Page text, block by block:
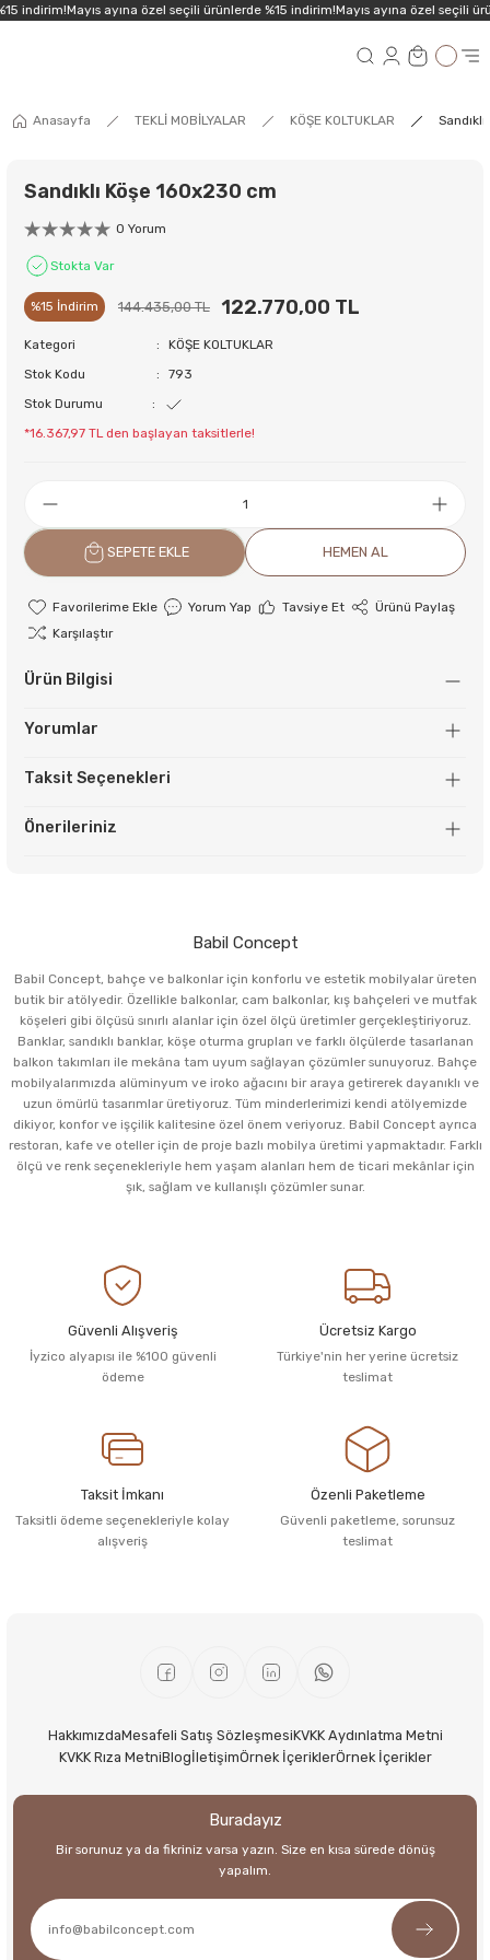
indirim!Mayıs ayına özel seçili ürünlerde %15 indirim!Mayıs ayına özel seçili
Anasayfa TEKLİ MOBİLYALAR KÖŞE KOLTUKLAR
Sandıklı Köşe 160x230 cm
0 Yorum
Stokta Var
%15 İndirim 144.435,00 TL 122.770,00 TL
Kategori
KÖŞE KOLTUKLAR
Stok Kodu
793
Stok Durumu
*16.367,97 TL den başlayan taksitlerle!
SEPETE EKLE HEMEN AL
Yorum Yap Tavsiye Et
Ürünü Paylaş
Karşılaştır
Ürün Bilgisi
Yorumlar
Taksit Seçenekleri
Önerileriniz
Babil Concept
Babil Concept, bahçe ve balkonlar için konforlu ve estetik mobilyalar üreten
butik bir atölyedir. Özellikle balkonlar, cam balkonlar, kış bahçeleri ve mutfak
köşeleri gibi ölçüsü sınırlı alanlar için özel ölçü üretimler gerçekleştiriyoruz.
Banklar, sandıklı banklar, köşe oturma grupları ve farklı ölçülerde tasarlanan
balkon takımları ile mekâna tam uyum sağlayan çözümler sunuyoruz. Bahçe
mobilyalarımızda alüminyum ve iroko ağacını bir araya getirerek dayanıklı ve
uzun ömürlü tasarımlar üretiyoruz. Tüm minderlerimizi kendi atölyemizde
dikiyor, konfor ve işçilik kalitesine özel önem veriyoruz. Babil Concept ayrıca
restoran, kafe ve oteller için de proje bazlı mobilya üretimi yapmaktadır. Farklı
ölçü ve renk seçenekleriyle hem yaşam alanları hem de ticari mekânlar için
şık, sağlam ve kullanışlı çözümler sunar.
Güvenli Alışveriş
İyzico alyapısı ile %100 güvenli
ödeme
Ücretsiz Kargo
Türkiye'nin her yerine ücretsiz
teslimat
Taksit İmkanı
Taksitli ödeme seçenekleriyle kolay
alışveriş
Özenli Paketleme
Güvenli paketleme, sorunsuz
teslimat
HakkımızdaMesafeli Satış SözleşmesiKVKK Aydınlatma Metni
KVKK Rıza MetniBlogİletişimÖrnek İçeriklerÖrnek İçerikler
Buradayız
Bir sorunuz ya da fikriniz varsa yazın. Size en kısa sürede dönüş
yapalım.